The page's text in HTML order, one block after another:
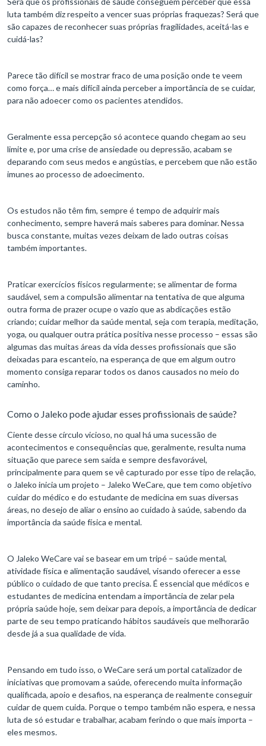
luta também diz respeito a vencer suas próprias fraquezas? Será que
são capazes de reconhecer suas próprias fragilidades, aceitá-las e
cuidá-las?
Parece tão difícil se mostrar fraco de uma posição onde te veem
como força… e mais difícil ainda perceber a importância de se cuidar,
para não adoecer como os pacientes atendidos.
Geralmente essa percepção só acontece quando chegam ao seu
limite e, por uma crise de ansiedade ou depressão, acabam se
deparando com seus medos e angústias, e percebem que não estão
imunes ao processo de adoecimento.
Os estudos não têm fim, sempre é tempo de adquirir mais
conhecimento, sempre haverá mais saberes para dominar. Nessa
busca constante, muitas vezes deixam de lado outras coisas
também importantes.
Praticar exercícios físicos regularmente; se alimentar de forma
saudável, sem a compulsão alimentar na tentativa de que alguma
outra forma de prazer ocupe o vazio que as abdicações estão
criando; cuidar melhor da saúde mental, seja com terapia, meditação,
yoga, ou qualquer outra prática positiva nesse processo – essas são
algumas das muitas áreas da vida desses profissionais que são
deixadas para escanteio, na esperança de que em algum outro
momento consiga reparar todos os danos causados no meio do
caminho.
Como o Jaleko pode ajudar esses profissionais de saúde?
Ciente desse círculo vicioso, no qual há uma sucessão de
acontecimentos e consequências que, geralmente, resulta numa
situação que parece sem saída e sempre desfavorável,
principalmente para quem se vê capturado por esse tipo de relação,
o Jaleko inicia um projeto – Jaleko WeCare, que tem como objetivo
cuidar do médico e do estudante de medicina em suas diversas
áreas, no desejo de aliar o ensino ao cuidado à saúde, sabendo da
importância da saúde física e mental.
O Jaleko WeCare vai se basear em um tripé – saúde mental,
atividade física e alimentação saudável, visando oferecer a esse
público o cuidado de que tanto precisa. É essencial que médicos e
estudantes de medicina entendam a importância de zelar pela
própria saúde hoje, sem deixar para depois, a importância de dedicar
parte de seu tempo praticando hábitos saudáveis que melhorarão
desde já a sua qualidade de vida.
Pensando em tudo isso, o WeCare será um portal catalizador de
iniciativas que promovam a saúde, oferecendo muita informação
qualificada, apoio e desafios, na esperança de realmente conseguir
cuidar de quem cuida. Porque o tempo também não espera, e nessa
luta de só estudar e trabalhar, acabam ferindo o que mais importa –
eles mesmos.